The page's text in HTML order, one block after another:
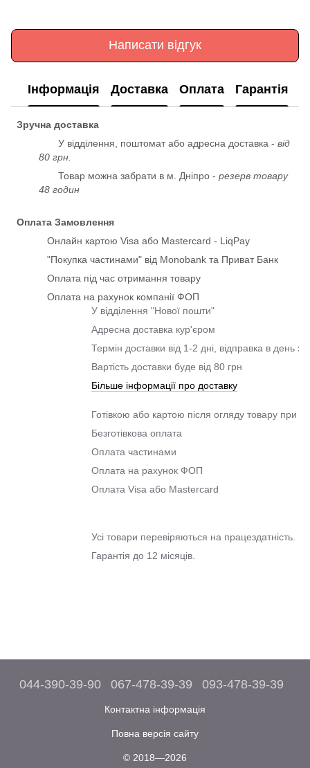
Написати відгук
Інформація Доставка Оплата Гарантія
Зручна доставка
У відділення, поштомат або адресна доставка - від
80 грн.
Товар можна забрати в м. Дніпро - резерв товару
48 годин
Оплата Замовлення
Онлайн картою Visa або Mastercard - LiqPay
"Покупка частинами" від Monobank та Приват Банк
Оплата під час отримання товару
Оплата на рахунок компанії ФОП
У відділення "Нової пошти"
Адресна доставка кур'єром
Термін доставки від 1-2 дні, відправка в день
Вартість доставки буде від 80 грн
Більше інформації про доставку
Готівкою або картою після огляду товару при
Безготівкова оплата
Оплата частинами
Оплата на рахунок ФОП
Оплата Visa або Mastercard
Усі товари перевіряються на працездатність.
Гарантія до 12 місяців.
044-390-39-90 067-478-39-39 093-478-39-39
Контактна інформація
Повна версія сайту
© 2018—2026